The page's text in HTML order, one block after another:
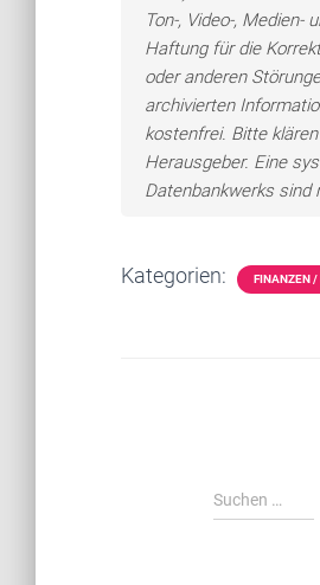
Ton-, Video-,
Haftung für die
oder anderen
archivierten
kostenfrei. Bitte
Herausgeber. Eine
Datenbankwerks
Kategorien: FINANZEN /
S
u
Suchen …